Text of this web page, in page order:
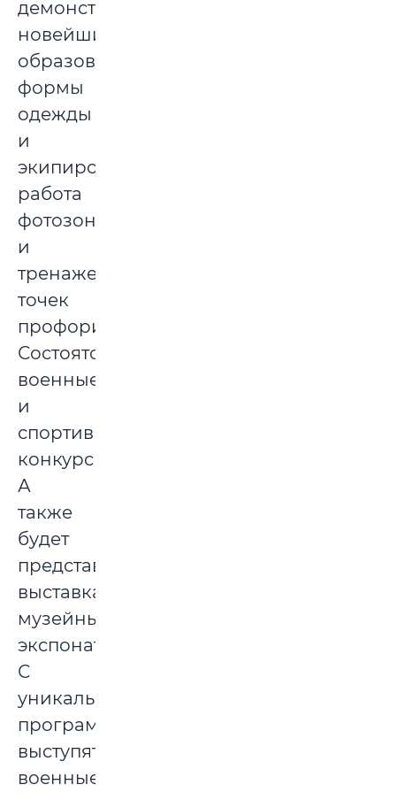
демонстрация
новейших
образов
формы
одежды
и
экипировки,
работа
фотозон
и
тренажеров,
точек
профориентации.
Состоятся
военные
и
спортивные
конкурсы.
А
также
будет
представлена
выставка
музейных
экспонатов.
С
уникальными
программами
выступят
военные